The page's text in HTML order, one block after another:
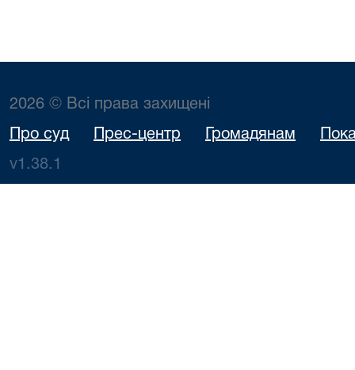
2026 © Всі права захищені
Про суд Прес-центр Громадянам
v1.38.1